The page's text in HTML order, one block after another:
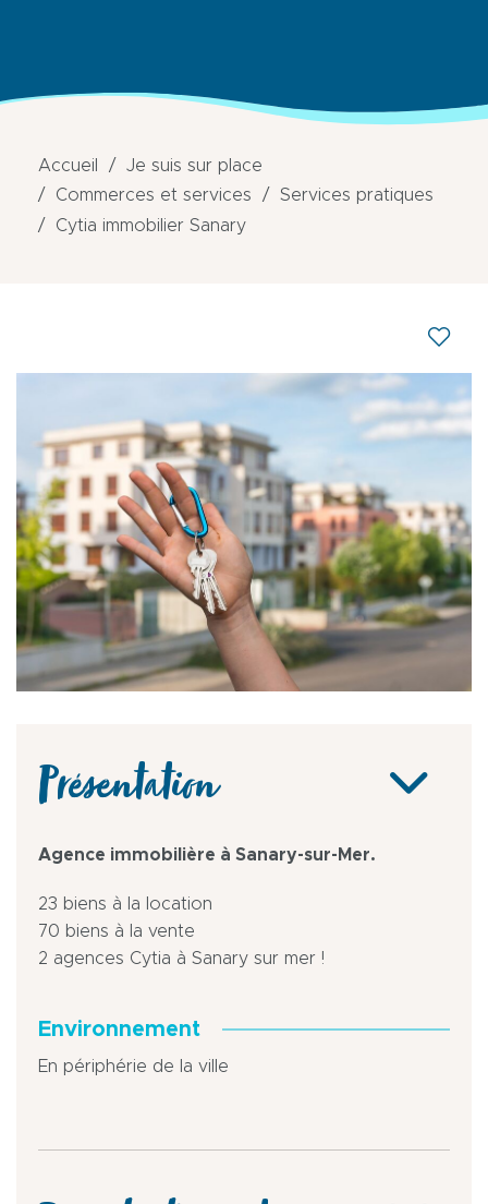
Accueil
Je suis sur place
Commerces et services
Services pratiques
Cytia immobilier Sanary
Présentation
Agence immobilière à Sanary-sur-Mer.
23 biens à la location
70 biens à la vente
2 agences Cytia à Sanary sur mer !
Environnement
En périphérie de la ville